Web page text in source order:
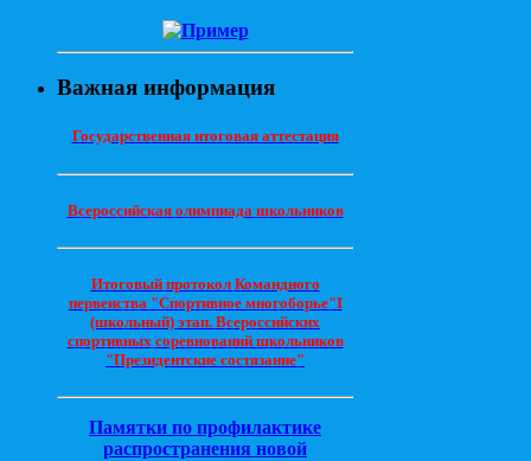
Важная информация
Государственная итоговая аттестация
Всероссийская олимпиада школьников
Итоговый протокол Командного
первенства "Спортивное многоборье"I
(школьный) этап. Всероссийских
спортивных соревнований школьников
"Президентские состязание"
Памятки по профилактике
распространения новой